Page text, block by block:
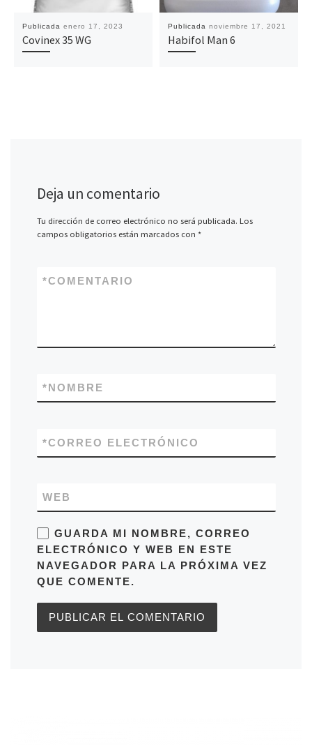
Publicada enero 17, 2023
Covinex 35 WG
Publicada noviembre 17, 2021
Habifol Man 6
Deja un comentario
Tu dirección de correo electrónico no será publicada. Los
campos obligatorios están marcados con *
COMENTARIO
*
NOMBRE
*
CORREO ELECTRÓNICO
*
WEB
GUARDA MI NOMBRE, CORREO
ELECTRÓNICO Y WEB EN ESTE
NAVEGADOR PARA LA PRÓXIMA VEZ
QUE COMENTE.